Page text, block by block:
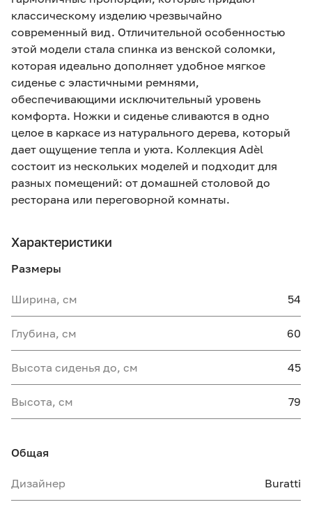
классическому изделию чрезвычайно
современный вид. Отличительной особенностью
этой модели стала спинка из венской соломки,
которая идеально дополняет удобное мягкое
сиденье с эластичными ремнями,
обеспечивающими исключительный уровень
комфорта. Ножки и сиденье сливаются в одно
целое в каркасе из натурального дерева, который
дает ощущение тепла и уюта. Коллекция Adèl
состоит из нескольких моделей и подходит для
разных помещений: от домашней столовой до
ресторана или переговорной комнаты.
Характеристики
Размеры
Ширина, см 54
Глубина, см 60
Высота сиденья до, см 45
Высота, см 79
Общая
Дизайнер Buratti